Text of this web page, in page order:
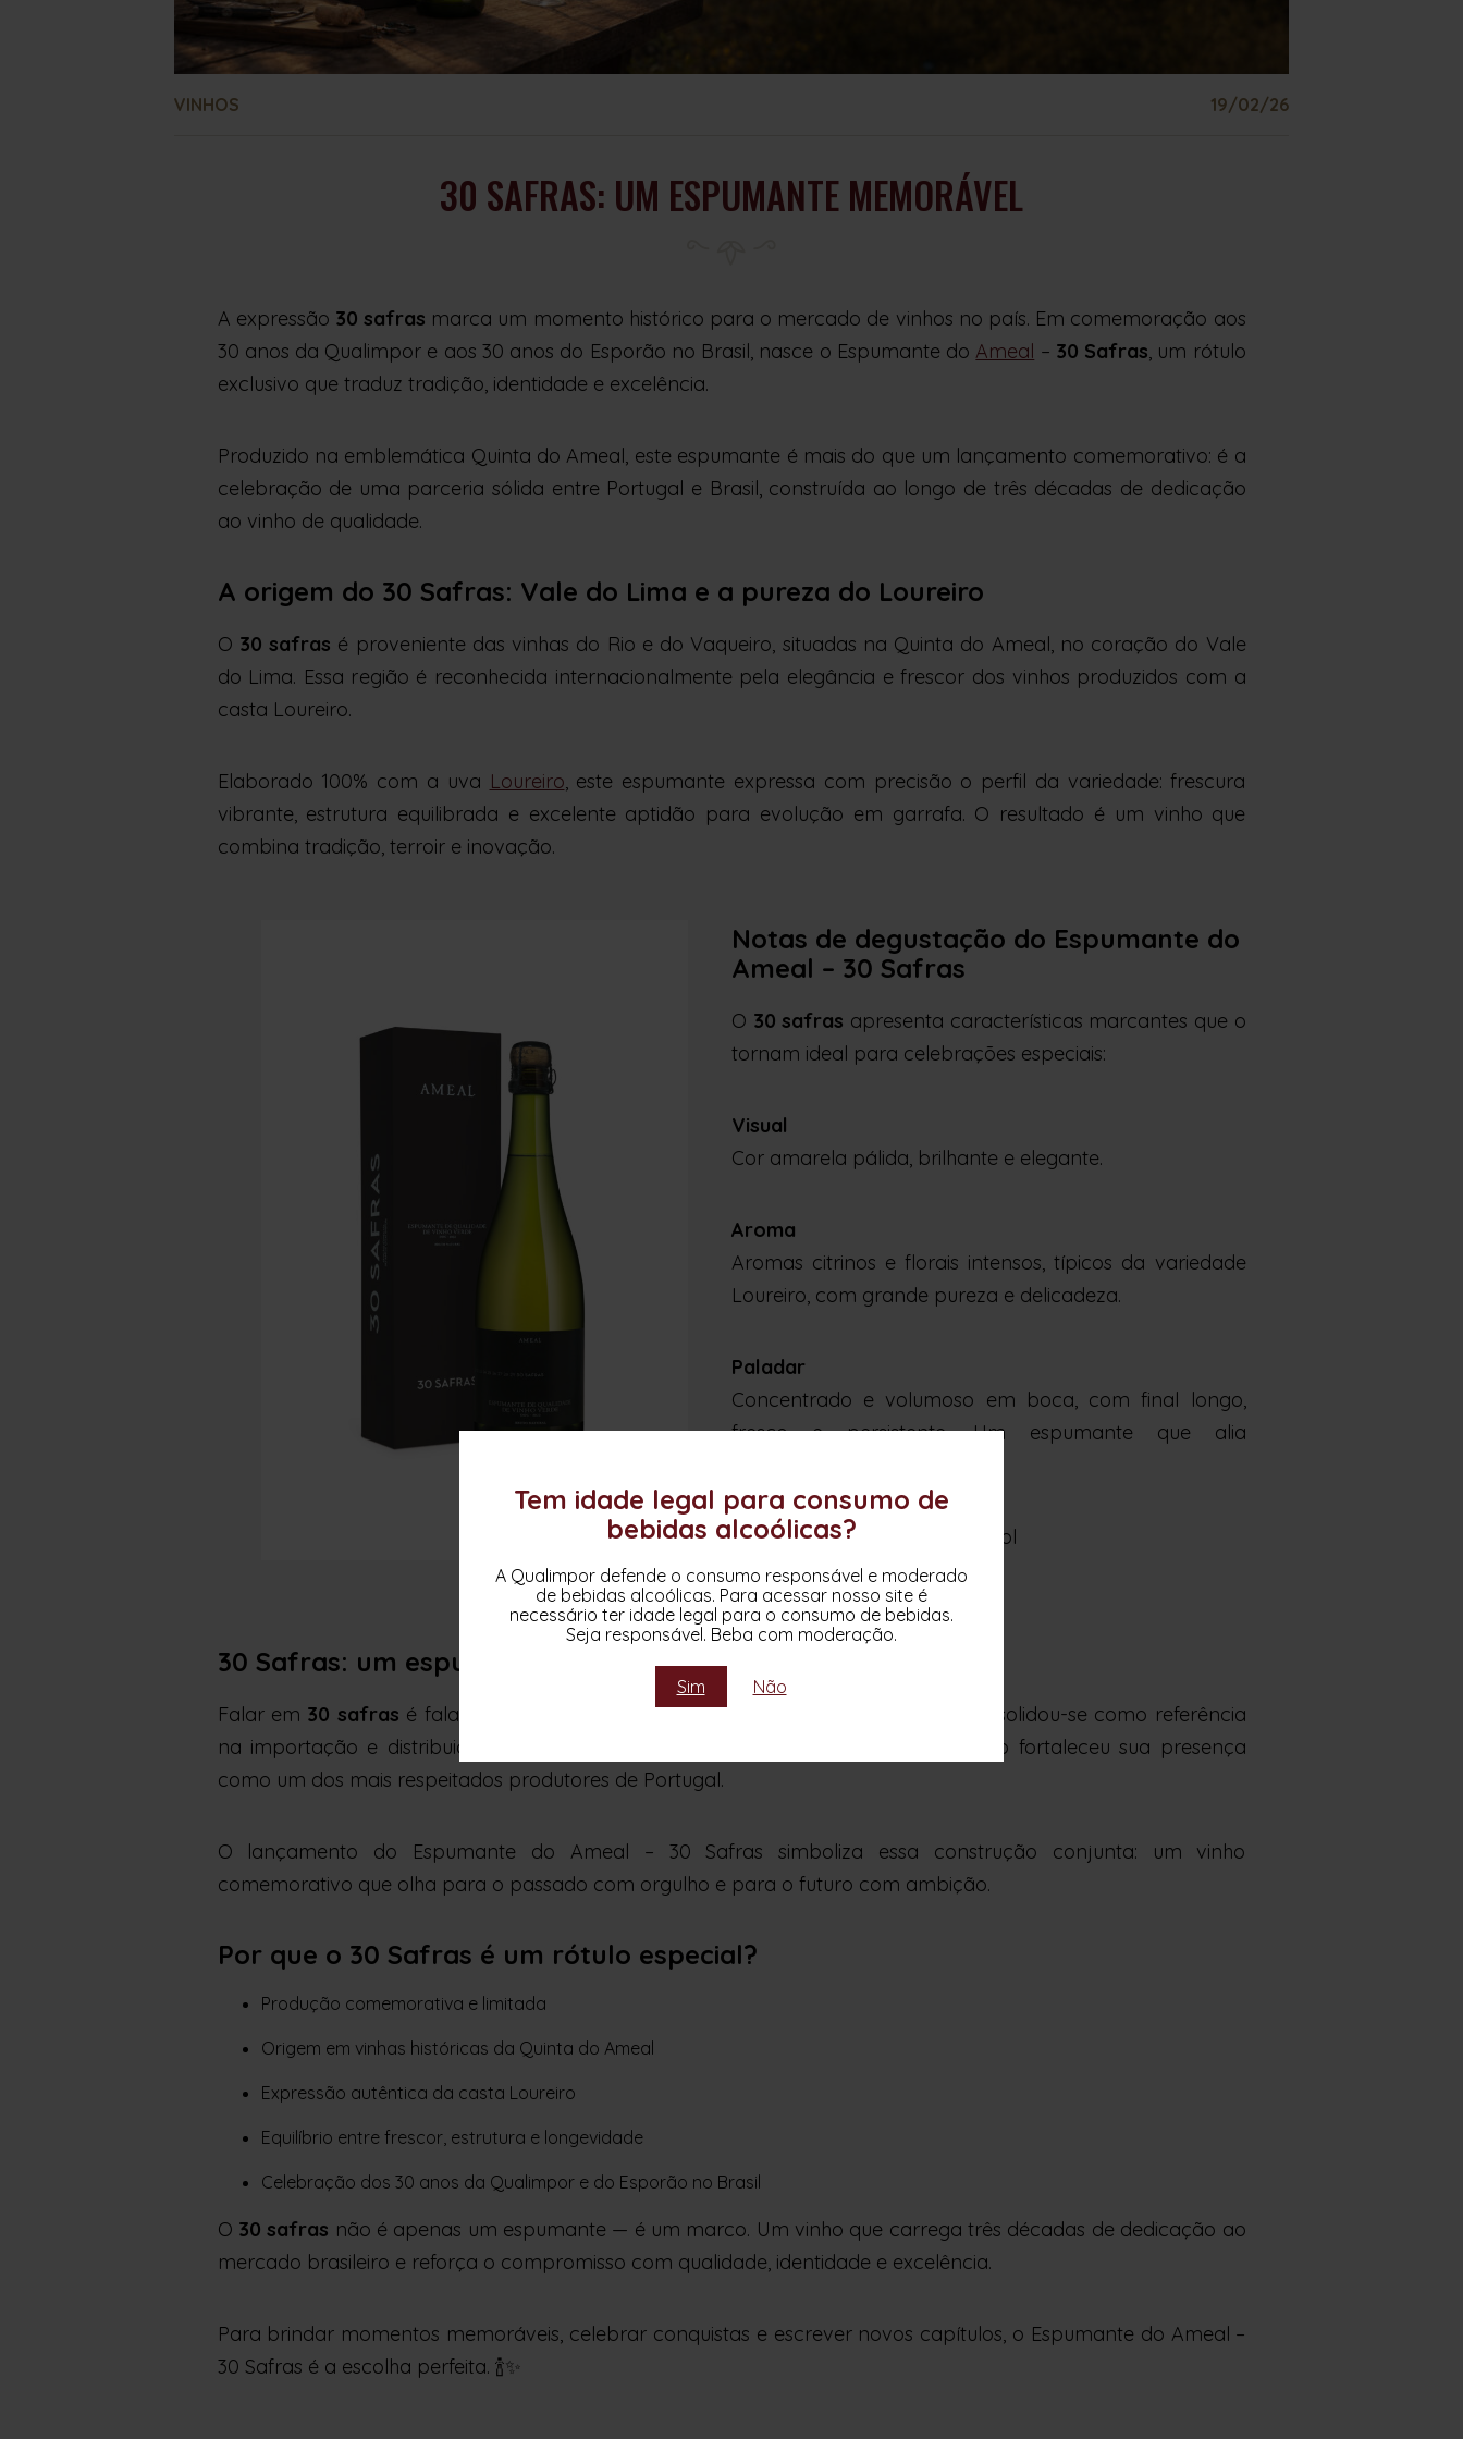
Tem idade legal para consumo de
bebidas alcoólicas?
A Qualimpor defende o consumo responsável e moderado
de bebidas alcoólicas. Para acessar nosso site é
necessário ter idade legal para o consumo de bebidas.
Seja responsável. Beba com moderação.
Sim Não
VINHOS 19/02/26
30 SAFRAS: UM ESPUMANTE MEMORÁVEL
A expressão 30 safras marca um momento histórico para o mercado de vinhos no país. Em comemoração aos
30 anos da Qualimpor e aos 30 anos do Esporão no Brasil, nasce o Espumante do Ameal – 30 Safras, um rótulo
exclusivo que traduz tradição, identidade e excelência.
Produzido na emblemática Quinta do Ameal, este espumante é mais do que um lançamento comemorativo: é a
celebração de uma parceria sólida entre Portugal e Brasil, construída ao longo de três décadas de dedicação
ao vinho de qualidade.
A origem do 30 Safras: Vale do Lima e a pureza do Loureiro
O 30 safras é proveniente das vinhas do Rio e do Vaqueiro, situadas na Quinta do Ameal, no coração do Vale
do Lima. Essa região é reconhecida internacionalmente pela elegância e frescor dos vinhos produzidos com a
casta Loureiro.
Elaborado 100% com a uva Loureiro, este espumante expressa com precisão o perfil da variedade: frescura
vibrante, estrutura equilibrada e excelente aptidão para evolução em garrafa. O resultado é um vinho que
combina tradição, terroir e inovação.
Notas de degustação do Espumante do
Ameal – 30 Safras
O 30 safras apresenta características marcantes que o
tornam ideal para celebrações especiais:
Visual
Cor amarela pálida, brilhante e elegante.
Aroma
Aromas citrinos e florais intensos, típicos da variedade
Loureiro, com grande pureza e delicadeza.
Paladar
Concentrado e volumoso em boca, com final longo,
fresco e persistente. Um espumante que alia
Graduação alcoólica:
11,5% vol
Uvas:Loureiro
30 Safras: um espumante que simboliza história e futuro
Falar em 30 safras é falar de trajetória. Ao longo desses 30 anos, a Qualimpor consolidou-se como referência
na importação e distribuição de vinhos portugueses no Brasil, enquanto o Esporão fortaleceu sua presença
como um dos mais respeitados produtores de Portugal.
O lançamento do Espumante do Ameal – 30 Safras simboliza essa construção conjunta: um vinho
comemorativo que olha para o passado com orgulho e para o futuro com ambição.
Por que o 30 Safras é um rótulo especial?
Produção comemorativa e limitada
Origem em vinhas históricas da Quinta do Ameal
Expressão autêntica da casta Loureiro
Equilíbrio entre frescor, estrutura e longevidade
Celebração dos 30 anos da Qualimpor e do Esporão no Brasil
O 30 safras não é apenas um espumante — é um marco. Um vinho que carrega três décadas de dedicação ao
mercado brasileiro e reforça o compromisso com qualidade, identidade e excelência.
Para brindar momentos memoráveis, celebrar conquistas e escrever novos capítulos, o Espumante do Ameal –
30 Safras é a escolha perfeita. 🍾✨